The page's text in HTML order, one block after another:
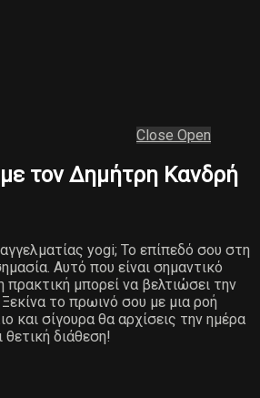
Close Open
τον Δημήτρη Κανδρή
yogi; Το επίπεδό σου στη
Αυτό που είναι σημαντικό
πρακτική μπορεί να βελτιώσει την
το πρωινό σου με μια ροή
και σίγουρα θα αρχίσεις την ημέρα
θετική διάθεση!